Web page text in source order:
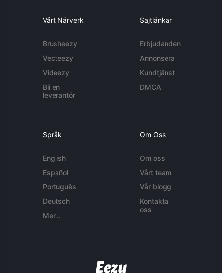
Vårt Närverk
Brusheezy
Vecteezy
Videezy
Bli en
leverantör
Sajtlänkar
Erbjudanden
Annonsera
Kundtjänst
DMCA
Språk
English
Español
Português
Deutsch
Mer...
Om Oss
Om oss
Vårt team
Vår blogg
Kontakta
oss